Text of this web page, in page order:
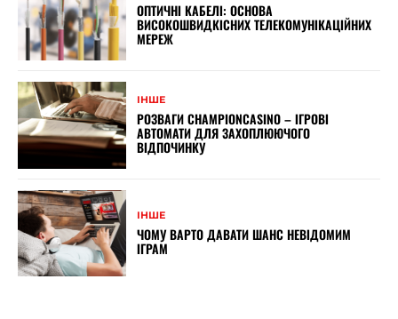
ОПТИЧНІ КАБЕЛІ: ОСНОВА
ВИСОКОШВИДКІСНИХ ТЕЛЕКОМУНІКАЦІЙНИХ
МЕРЕЖ
ІНШЕ
РОЗВАГИ CHAMPIONCASINO – ІГРОВІ
АВТОМАТИ ДЛЯ ЗАХОПЛЮЮЧОГО
ВІДПОЧИНКУ
ІНШЕ
ЧОМУ ВАРТО ДАВАТИ ШАНС НЕВІДОМИМ
ІГРАМ